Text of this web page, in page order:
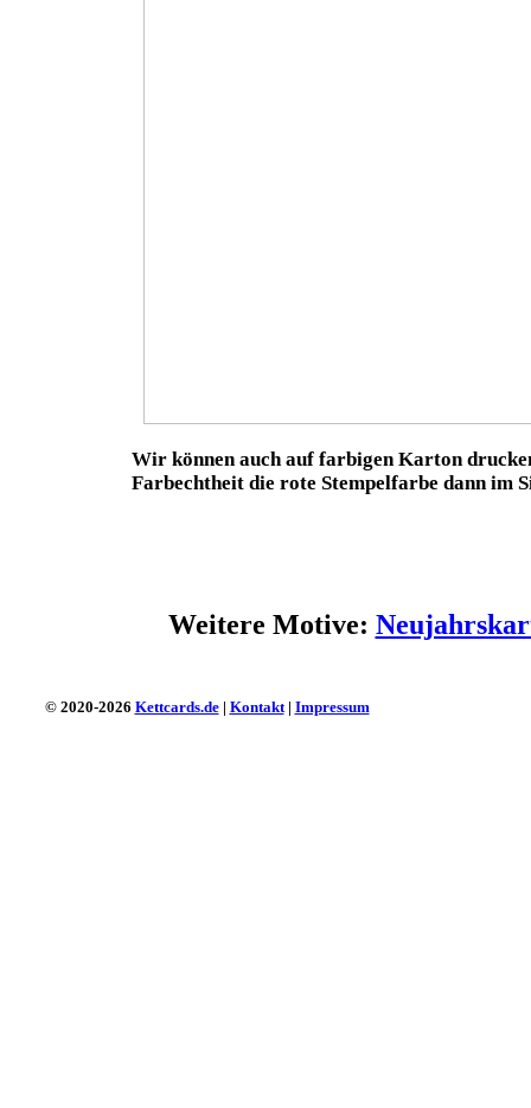
Wir können auch auf farbigen Karton
Farbechtheit die rote Stempelfarbe dann im
Weitere Motive:
© 2020-2026 Kettcards.de| Kontakt| Impressum